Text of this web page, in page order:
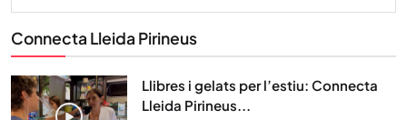
Connecta Lleida Pirineus
Llibres i gelats per l’estiu: Connecta
Lleida Pirineus...